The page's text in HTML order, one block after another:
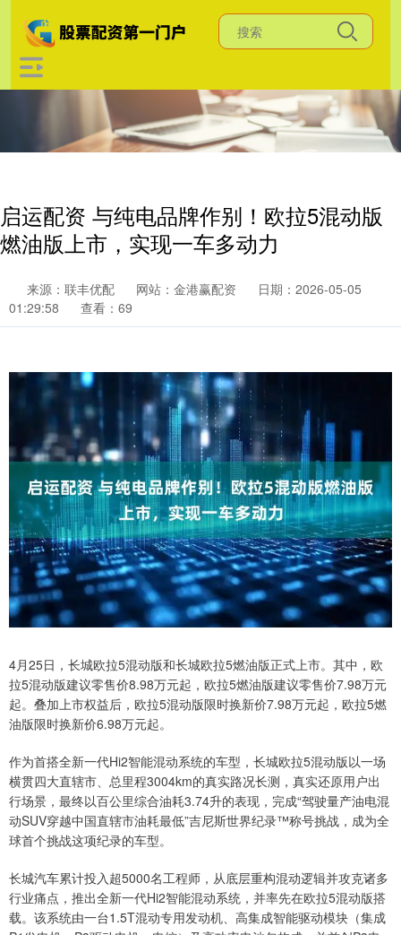
启运配资 与纯电品牌作别！欧拉5混动版
燃油版上市，实现一车多动力
来源：联丰优配 网站：金港赢配资
日期：2026-05-05
01:29:58
查看：69
4月25日，长城欧拉5混动版和长城欧拉5燃油版正式上市。其中，欧
拉5混动版建议零售价8.98万元起，欧拉5燃油版建议零售价7.98万元
起。叠加上市权益后，欧拉5混动版限时换新价7.98万元起，欧拉5燃
油版限时换新价6.98万元起。
作为首搭全新一代Hi2智能混动系统的车型，长城欧拉5混动版以一场
横贯四大直辖市、总里程3004km的真实路况长测，真实还原用户出
行场景，最终以百公里综合油耗3.74升的表现，完成“驾驶量产油电混
动SUV穿越中国直辖市油耗最低”吉尼斯世界纪录™称号挑战，成为全
球首个挑战这项纪录的车型。
长城汽车累计投入超5000名工程师，从底层重构混动逻辑并攻克诸多
行业痛点，推出全新一代Hi2智能混动系统，并率先在欧拉5混动版搭
载。该系统由一台1.5T混动专用发动机、高集成智能驱动模块（集成